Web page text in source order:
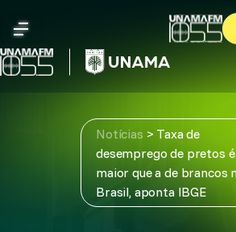
content
Notícias > Taxa de
desemprego de pretos
maior que a de brancos
Brasil, aponta IBGE